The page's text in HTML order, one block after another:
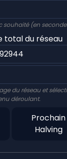
souhaité (en
total du réseau
du réseau et
déroulant.
Prochain
Halving